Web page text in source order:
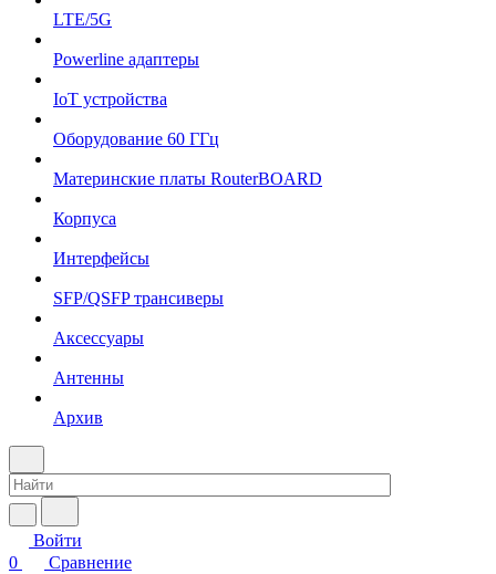
LTE/5G
Powerline адаптеры
IoT устройства
Оборудование 60 ГГц
Материнские платы RouterBOARD
Корпуса
Интерфейсы
SFP/QSFP трансиверы
Аксессуары
Антенны
Архив
Войти
0
Сравнение